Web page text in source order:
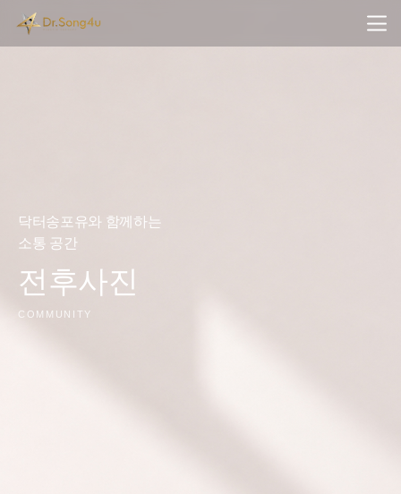
닥터송포유와 함께하는
소통 공간
전후사진
COMMUNITY
전후사진 카테고리